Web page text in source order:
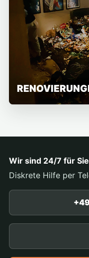
Wir sind 24/7 für
Diskrete Hilfe per